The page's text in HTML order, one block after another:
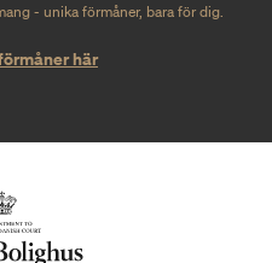
- unika förmåner, bara för dig.
här